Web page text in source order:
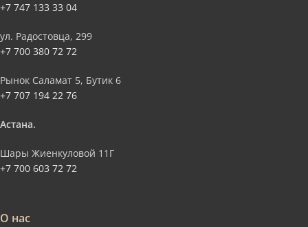
+7 747 133 33 04
ул. Радостовца, 299
+7 700 380 72 72
Рынок Саламат 5, Бутик 6
+7 707 194 22 76
Астана.
Шары Жиенкуловой 11Г
+7 700 603 72 72
О нас